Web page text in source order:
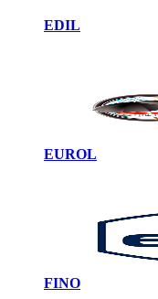
EDIL
EUROL
FINO